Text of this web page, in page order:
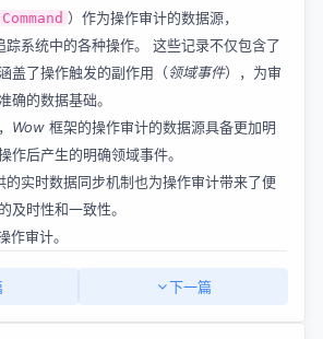
Command ）作为操作审计的数据源，
踪系统中的各种操作。 这些记录不仅包含了
盖了操作触发的副作用（领域事件），为审
确的数据基础。
Wow 框架的操作审计的数据源具备更加明
作后产生的明确领域事件。
的实时数据同步机制也为操作审计带来了便
及时性和一致性。
作审计。
下一篇